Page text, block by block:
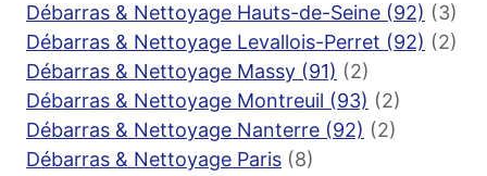
Débarras & Nettoyage Hauts-de-Seine (92) (3)
Débarras & Nettoyage Levallois-Perret (92) (2)
Débarras & Nettoyage Massy (91) (2)
Débarras & Nettoyage Montreuil (93) (2)
Débarras & Nettoyage Nanterre (92) (2)
Débarras & Nettoyage Paris (8)